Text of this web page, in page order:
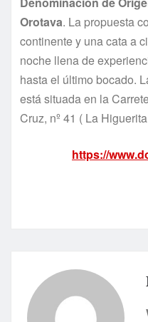
Orotava. La propuesta
continente y una cata a
noche llena de
hasta el último bocado.
está situada en la
Cruz, nº 41 ( La
https://